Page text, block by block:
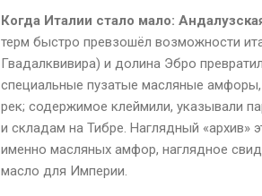
Когда Италии стало мало:
терм быстро превзошёл возможности
Гвадалквивира) и долина Эбро
специальные пузатые масляные
рек; содержимое клеймили, указывали
и складам на Тибре. Наглядный «архив»
именно масляных амфор, наглядное
масло для Империи.